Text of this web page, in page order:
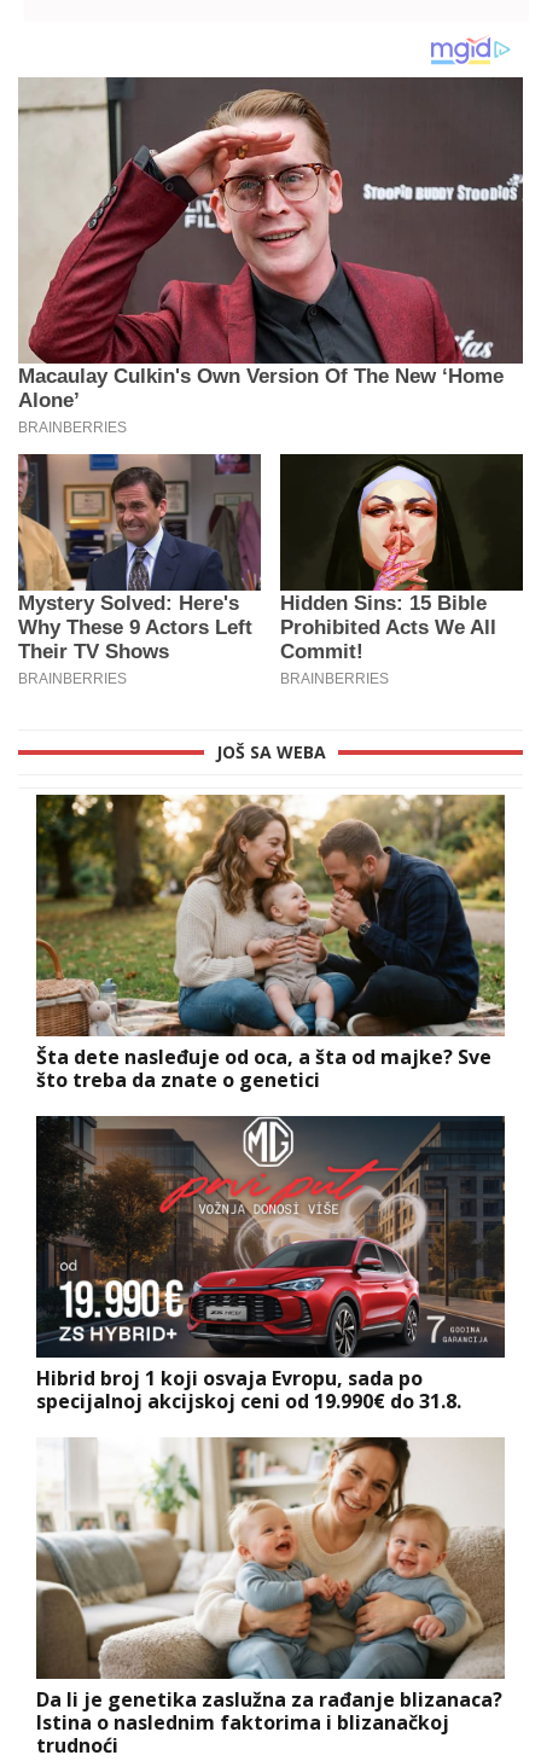
JOŠ SA WEBA
Šta dete nasleđuje od oca, a šta od majke? Sve
što treba da znate o genetici
Hibrid broj 1 koji osvaja Evropu, sada po
specijalnoj akcijskoj ceni od 19.990€ do 31.8.
Da li je genetika zaslužna za rađanje blizanaca?
Istina o naslednim faktorima i blizanačkoj
trudnoći